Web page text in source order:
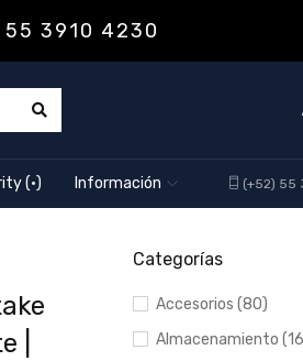
55 3910 4230
(·) Información (+52) 55
|
Categorías
Accesorios (80)
Almacenamiento